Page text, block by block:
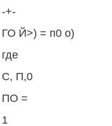
-+-
ГО Й>) = п0 о)
где
С, П,0
ПО =
1